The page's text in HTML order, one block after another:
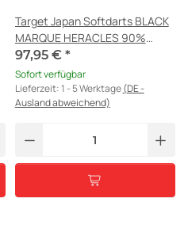
Target Japan Softdarts BLACK
MARQUE HERACLES 90%
GEN2 18g
97,95 € *
Sofort verfügbar
Lieferzeit:1 - 5 Werktage(DE -
Ausland abweichend)